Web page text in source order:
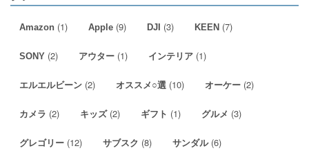
Amazon (1) Apple (9) DJI (3) KEEN (7)
SONY (2) アウター (1) インテリア (1)
エルエルビーン (2) オススメ○選 (10) オーケー (2)
カメラ (2) キッズ(2) ギフト (1) グルメ (3)
グレゴリー (12) サブスク (8) サンダル(6)